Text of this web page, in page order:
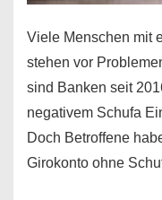
Viele Menschen mit
stehen vor
sind Banken seit
negativem Schufa
Doch Betroffene
Girokonto ohne